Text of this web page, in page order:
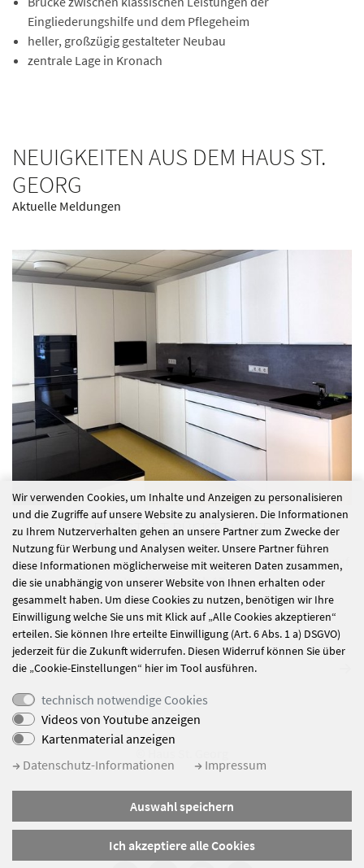
Eingliederungshilfe und dem Pflegeheim
heller, großzügig gestalteter Neubau
zentrale Lage in Kronach
NEUIGKEITEN AUS DEM HAUS ST.
GEORG
Aktuelle Meldungen
DER START RÜCKT NÄHER
Im Haus St. Georg laufen die Vorbereitungen für den Start auf
Hochtouren:Ab 17.…
weiterlesen
Datenschutz
Wir verwenden Cookies, um Inhalte und Anzeigen zu personalisieren
und die Zugriffe auf unsere Website zu analysieren. Die Informationen
zu Ihrem Nutzerverhalten gehen an unsere Partner zum Zwecke der
Nutzung für Werbung und Analysen weiter. Unsere Partner führen
diese Informationen möglicherweise mit weiteren Daten zusammen,
die sie unabhängig von unserer Website von Ihnen erhalten oder
gesammelt haben. Um diese Cookies zu nutzen, benötigen wir Ihre
Einwilligung welche Sie uns mit Klick auf „Alle Cookies akzeptieren“
erteilen. Sie können Ihre erteilte Einwilligung (Art. 6 Abs. 1 a) DSGVO)
jederzeit für die Zukunft widerrufen. Diesen Widerruf können Sie über
die „Cookie-Einstellungen“ hier im Tool ausführen.
technisch notwendige Cookies
Videos von Youtube anzeigen
Kartenmaterial anzeigen
Datenschutz-Informationen
Impressum
Auswahl speichern
Ich akzeptiere alle Cookies